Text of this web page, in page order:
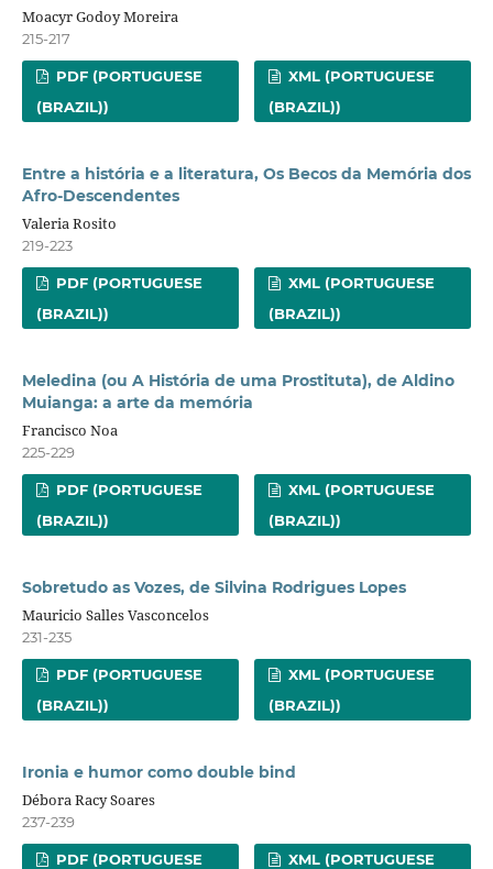
Moacyr Godoy Moreira
215-217
PDF (PORTUGUESE
(BRAZIL))
XML (PORTUGUESE
(BRAZIL))
Entre a história e a literatura, Os Becos da Memória dos
Afro-Descendentes
Valeria Rosito
219-223
PDF (PORTUGUESE
(BRAZIL))
XML (PORTUGUESE
(BRAZIL))
Meledina (ou A História de uma Prostituta), de Aldino
Muianga: a arte da memória
Francisco Noa
225-229
PDF (PORTUGUESE
(BRAZIL))
XML (PORTUGUESE
(BRAZIL))
Sobretudo as Vozes, de Silvina Rodrigues Lopes
Mauricio Salles Vasconcelos
231-235
PDF (PORTUGUESE
(BRAZIL))
XML (PORTUGUESE
(BRAZIL))
Ironia e humor como double bind
Débora Racy Soares
237-239
PDF (PORTUGUESE
XML (PORTUGUESE